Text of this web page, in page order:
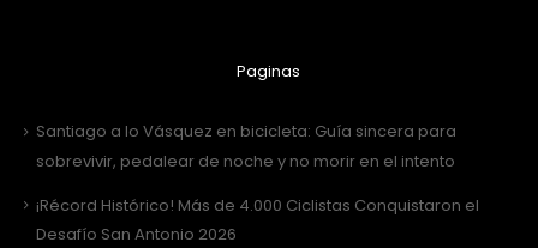
Paginas
Santiago a lo Vásquez en bicicleta: Guía sincera para
sobrevivir, pedalear de noche y no morir en el intento
¡Récord Histórico! Más de 4.000 Ciclistas Conquistaron el
Desafío San Antonio 2026